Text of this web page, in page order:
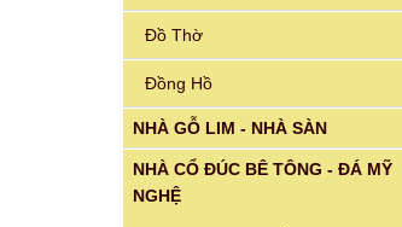
Đồ Thờ
Đồng Hồ
NHÀ GỖ LIM - NHÀ SÀN
NHÀ CỔ ĐÚC BÊ TÔNG - ĐÁ MỸ
NGHỆ